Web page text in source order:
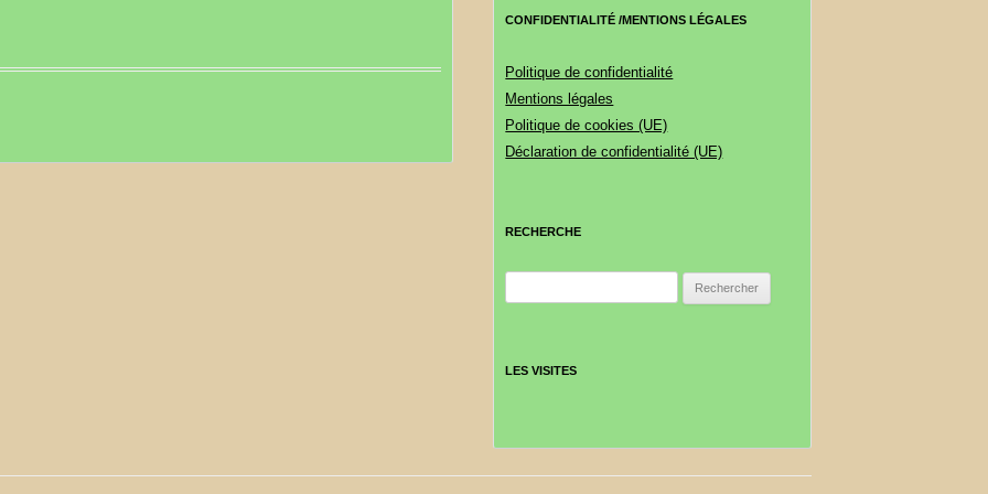
CONFIDENTIALITÉ /MENTIONS LÉGALES
Politique de confidentialité
Mentions légales
Politique de cookies (UE)
Déclaration de confidentialité (UE)
RECHERCHE
LES VISITES